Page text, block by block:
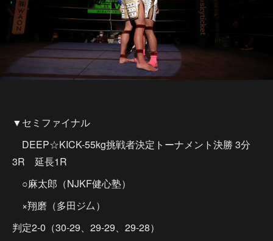
▼セミファイナル
DEEP☆KICK-55kg挑戦者決定トーナメント決勝 3分
3R 延長1R
○麻太郎（NJKF健心塾）
×翔磨（多田ジ厶）
判定2-0（30-29、29-29、29-28）